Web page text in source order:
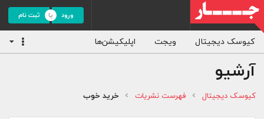
ورود ثبت نام
کیوسک دیجیتال ویجت اپلیکیشن‌ها
آرشیو
کیوسک دیجیتال فهرست نشریات خرید خوب